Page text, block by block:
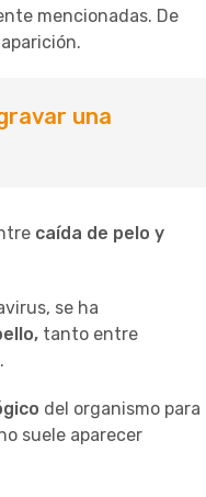
mencionadas. De
una
caída de pelo y
se ha
tanto entre
del organismo para
suele aparecer